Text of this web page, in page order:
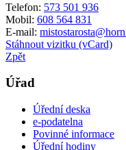
Telefon: 573 501 936
Mobil: 608 564 831
E-mail:
Stáhnout vizitku (vCard)
Zpět
Úřad
Úřední deska
e-podatelna
Povinné informace
Úřední hodiny